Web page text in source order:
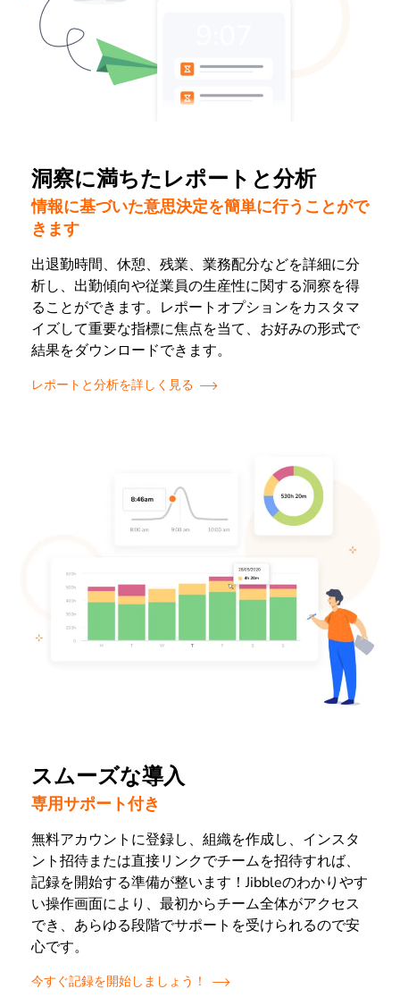
洞察に満ちたレポートと分析
情報に基づいた意思決定を簡単に行うことがで
きます
出退勤時間、休憩、残業、業務配分などを詳細に分
析し、出勤傾向や従業員の生産性に関する洞察を得
ることができます。レポートオプションをカスタマ
イズして重要な指標に焦点を当て、お好みの形式で
結果をダウンロードできます。
レポートと分析を詳しく見る
スムーズな導入
専用サポート付き
無料アカウントに登録し、組織を作成し、インスタ
ント招待または直接リンクでチームを招待すれば、
記録を開始する準備が整います！Jibbleのわかりやす
い操作画面により、最初からチーム全体がアクセス
でき、あらゆる段階でサポートを受けられるので安
心です。
今すぐ記録を開始しましょう！